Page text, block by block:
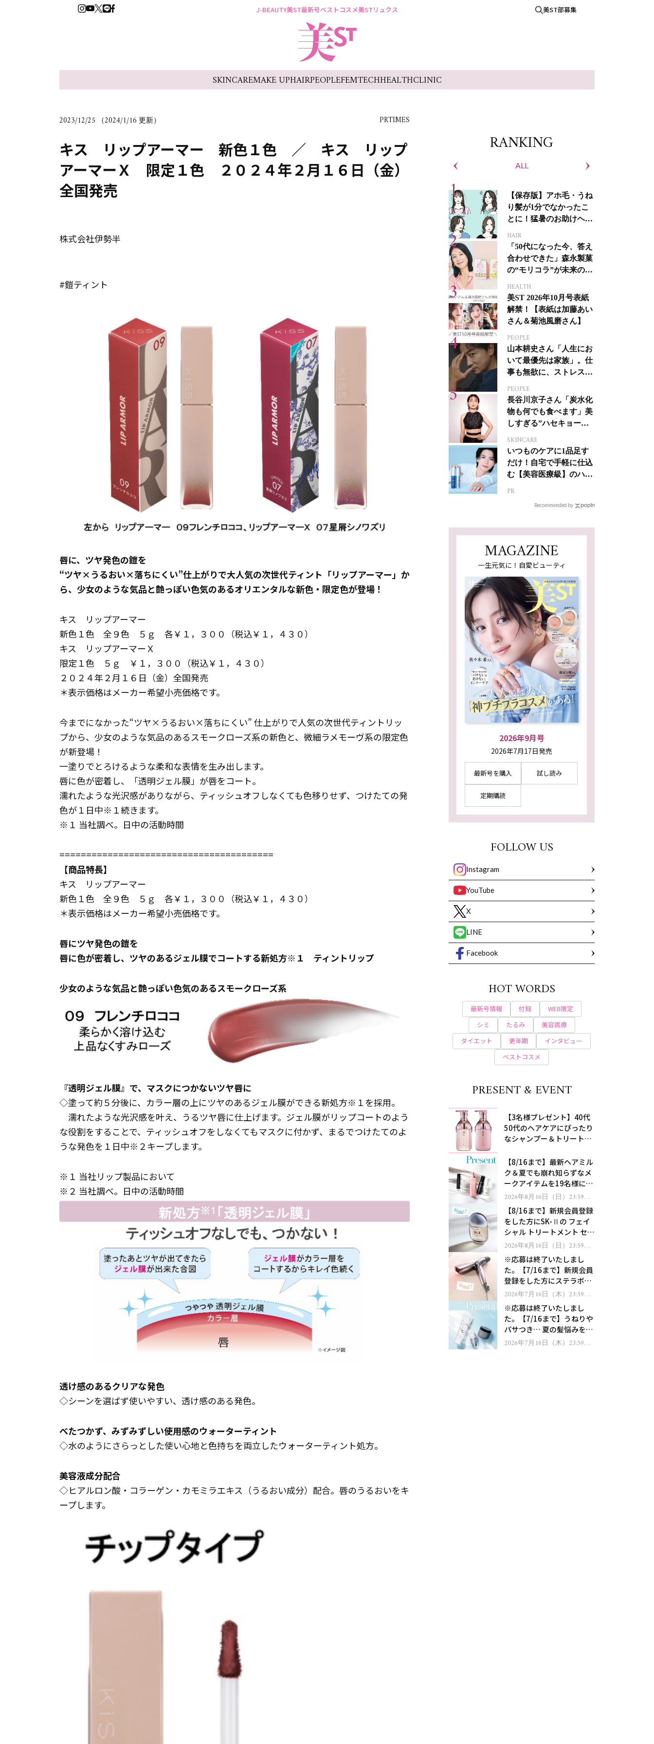
J-BEAUTY美ST最新号ベストコスメ美STリュクス 美ST部募集
SKINCAREMAKE UPHAIRPEOPLEFEMTECHHEALTHCLINIC
2023/12/25 （2024/1/16 更新） PRTIMES
キス リップアーマー 新色１色 ／ キス リップ
アーマーＸ 限定１色 ２０２４年２月１６日（金）
全国発売
株式会社伊勢半
#鎧ティント
唇に、ツヤ発色の鎧を
“ツヤ×うるおい×落ちにくい”仕上がりで大人気の次世代ティント「リップアーマー」か
ら、少女のような気品と艶っぽい色気のあるオリエンタルな新色・限定色が登場！
キス リップアーマー
新色１色 全９色 ５ｇ 各￥１，３００（税込￥１，４３０）
キス リップアーマーＸ
限定１色 ５ｇ ￥１，３００（税込￥１，４３０）
２０２４年２月１６日（金）全国発売
＊表示価格はメーカー希望小売価格です。
今までになかった“ツヤ×うるおい×落ちにくい” 仕上がりで人気の次世代ティントリッ
プから、少女のような気品のあるスモークローズ系の新色と、微細ラメモーヴ系の限定色
が新登場！
一塗りでとろけるような柔和な表情を生み出します。
唇に色が密着し、「透明ジェル膜」が唇をコート。
濡れたような光沢感がありながら、ティッシュオフしなくても色移りせず、つけたての発
色が１日中※１続きます。
※１ 当社調べ。日中の活動時間
========================================
【商品特長】
キス リップアーマー
新色１色 全９色 ５ｇ 各￥１，３００（税込￥１，４３０）
＊表示価格はメーカー希望小売価格です。
唇にツヤ発色の鎧を
唇に色が密着し、ツヤのあるジェル膜でコートする新処方※１ ティントリップ
少女のような気品と艶っぽい色気のあるスモークローズ系
『透明ジェル膜』で、マスクにつかないツヤ唇に
◇塗って約５分後に、カラー層の上にツヤのあるジェル膜ができる新処方※１を採用。
濡れたような光沢感を叶え、うるツヤ唇に仕上げます。ジェル膜がリップコートのよう
な役割をすることで、ティッシュオフをしなくてもマスクに付かず、まるでつけたてのよ
うな発色を１日中※２キープします。
※１ 当社リップ製品において
※２ 当社調べ。日中の活動時間
透け感のあるクリアな発色
◇シーンを選ばず使いやすい、透け感のある発色。
べたつかず、みずみずしい使用感のウォーターティント
◇水のようにさらっとした使い心地と色持ちを両立したウォーターティント処方。
美容液成分配合
◇ヒアルロン酸・コラーゲン・カモミラエキス（うるおい成分）配合。唇のうるおいをキ
ープします。
RANKING
ALL
【保存版】アホ毛・うね
り髪が1分でなかったこ
とに！猛暑のお助けヘア
HAIR
「50代になった今、答え
合わせできた」森永製菓
の“モリコラ”が未来のキ
HEALTH
美ST 2026年10月号表紙
解禁！【表紙は加藤あい
さん＆菊池風磨さん】
PEOPLE
山本耕史さん「人生にお
いて最優先は家族」。仕
事も無欲に、ストレスを
PEOPLE
長谷川京子さん「炭水化
物も何でも食べます」美
しすぎる”ハセキョーボ
SKINCARE
いつものケアに1品足す
だけ！自宅で手軽に仕込
む【美容医療級】のハリ
PR
Recommended by
MAGAZINE
一生元気に！自愛ビューティ
2026年9月号
2026年7月17日発売
最新号を購入 試し読み
定期購読
FOLLOW US
Instagram
YouTube
X
LINE
Facebook
HOT WORDS
最新号情報 付録
WEB限定
シミ
たるみ
美容医療
ダイエット
更年期
インタビュー
ベストコスメ
PRESENT & EVENT
【3名様プレゼント】40代
50代のヘアケアにぴったり
なシャンプー＆トリートメ
処！
【8/16まで】最新ヘアミル
ク＆夏でも崩れ知らずなメ
ークアイテムを19名様にプ
レゼント！
2026年8月16日（日）23:59ま
で【8/16まで】新規会員登録
をした方にSK-Ⅱの フェイ
シャル トリートメント セラ
ムをプレゼント！
2026年8月16日（日）23:59ま
※応募は終了いたしまし
た。【7/16まで】新規会員
登録をした方にステラボー
テのシャインリバース ヘア
ゼント！
2026年7月16日（木）23:59ま
※応募は終了いたしまし
た。【7/16まで】うねりや
パサつき… 夏の髪悩みを解
消するヘアケアアイテムを
2026年7月16日（木）23:59ま